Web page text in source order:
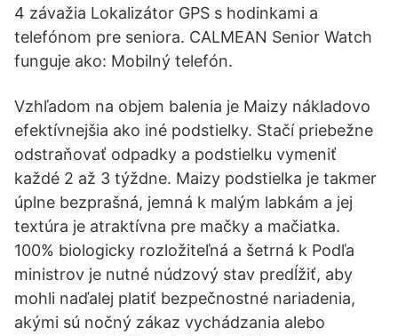
4 závažia Lokalizátor GPS s hodinkami a
telefónom pre seniora. CALMEAN Senior Watch
funguje ako: Mobilný telefón.
Vzhľadom na objem balenia je Maizy nákladovo
efektívnejšia ako iné podstielky. Stačí priebežne
odstraňovať odpadky a podstielku vymeniť
každé 2 až 3 týždne. Maizy podstielka je takmer
úplne bezprašná, jemná k malým labkám a jej
textúra je atraktívna pre mačky a mačiatka.
100% biologicky rozložiteľná a šetrná k Podľa
ministrov je nutné núdzový stav predĺžiť, aby
mohli naďalej platiť bezpečnostné nariadenia,
akými sú nočný zákaz vychádzania alebo